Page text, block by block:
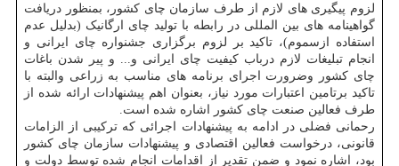
لزوم پیگیری های لازم از طرف سازمان چای کشور، بمنظور دریافت
گواهینامه های بین المللی در رابطه با تولید چای ارگانیک (بدلیل عدم
استفاده ازسموم)، تاکید بر لزوم برگزاری جشنواره چای ایرانی و
انجام تبلیغات لازم درباب کیفیت چای ایرانی و... و پیر شدن باغات
چای کشور وضرورت اجرای برنامه های مناسب به زراعی والبته با
تاکید برتامین اعتبارات مورد نیاز، بعنوان اهم پیشنهادات ارائه شده از
طرف فعالین صنعت چای کشور اشاره شده است.
رحمانی فضلی در ادامه به پیشنهادات اجرائی که ترکیبی از الزامات
قانونی، درخواست فعالین اقتصادی و پیشنهادات سازمان چای کشور
بود، اشاره نمود و ضمن تقدیر از اقدامات انجام شده توسط دولت و